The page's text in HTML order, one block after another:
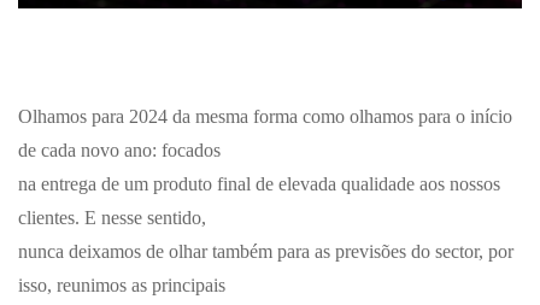
Olhamos para 2024 da mesma forma como olhamos para o início
de cada novo ano: focados
na entrega de um produto final de elevada qualidade aos nossos
clientes. E nesse sentido,
nunca deixamos de olhar também para as previsões do sector, por
isso, reunimos as principais